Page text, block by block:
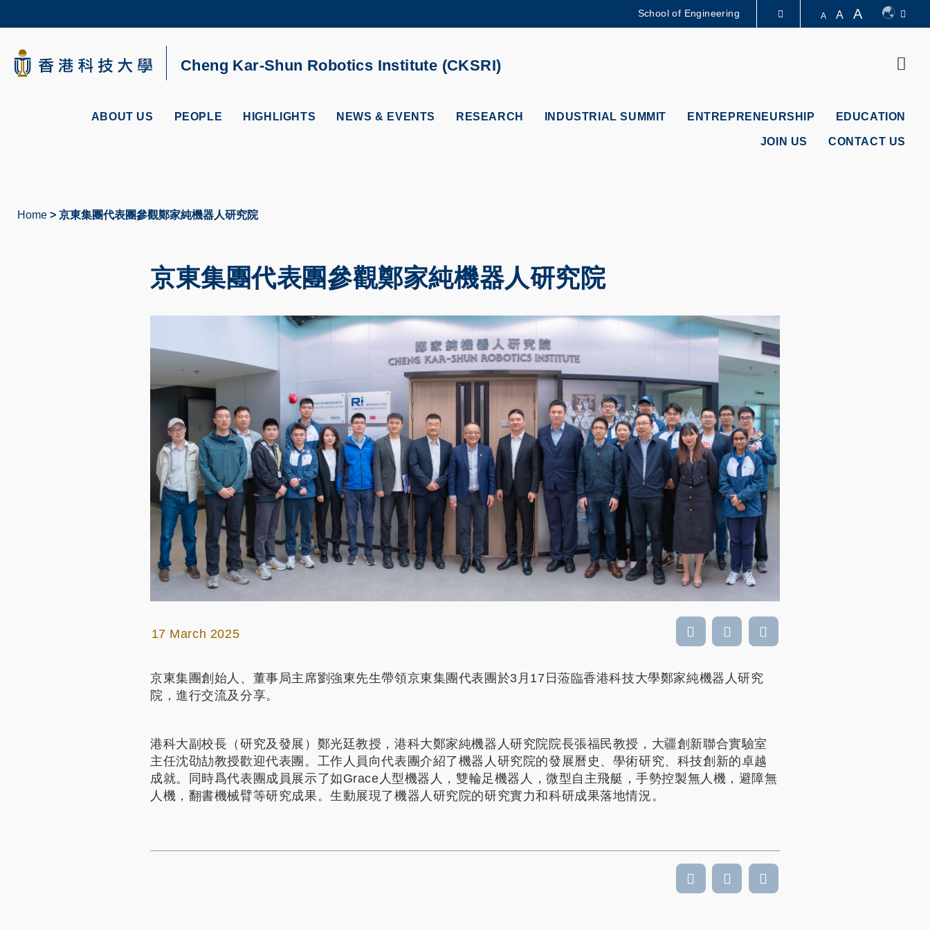
content
MORE ABOUT HKUST
UNIVERSITY NEWS ACADEMIC DEPARTMENTS A-Z
School of Engineering A A A
Cheng Kar-Shun Robotics Institute (CKSRI)
ABOUT US PEOPLE HIGHLIGHTS NEWS & EVENTS RESEARCH INDUSTRIAL SUMMIT ENTREPRENEURSHIP EDUCATION
JOIN US CONTACT US
Home 京東集團代表團參觀鄭家純機器人研究院
京東集團代表團參觀鄭家純機器人研究院
17 March 2025
京東集團創始人、董事局主席劉強東先生帶領京東集團代表團於3月17日蒞臨香港科技大學鄭家純機器人研究
院，進行交流及分享。
港科大副校長（研究及發展）鄭光廷教授，港科大鄭家純機器人研究院院長張福民教授，大疆創新聯合實驗室
主任沈劭劼教授歡迎代表團。工作人員向代表團介紹了機器人研究院的發展曆史、學術研究、科技創新的卓越
成就。同時爲代表團成員展示了如Grace人型機器人，雙輪足機器人，微型自主飛艇，手勢控製無人機，避障無
人機，翻書機械臂等研究成果。生動展現了機器人研究院的研究實力和科研成果落地情況。